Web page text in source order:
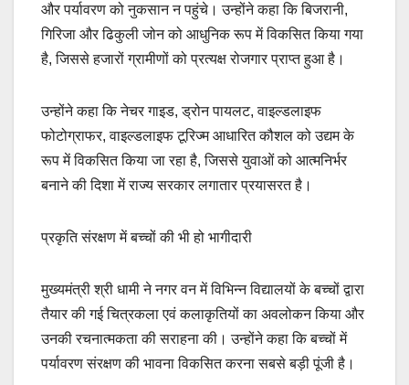
और पर्यावरण को नुकसान न पहुंचे। उन्होंने कहा कि बिजरानी,
गिरिजा और ढिकुली जोन को आधुनिक रूप में विकसित किया गया
है, जिससे हजारों ग्रामीणों को प्रत्यक्ष रोजगार प्राप्त हुआ है।
उन्होंने कहा कि नेचर गाइड, ड्रोन पायलट, वाइल्डलाइफ
फोटोग्राफर, वाइल्डलाइफ टूरिज्म आधारित कौशल को उद्यम के
रूप में विकसित किया जा रहा है, जिससे युवाओं को आत्मनिर्भर
बनाने की दिशा में राज्य सरकार लगातार प्रयासरत है।
प्रकृति संरक्षण में बच्चों की भी हो भागीदारी
मुख्यमंत्री श्री धामी ने नगर वन में विभिन्न विद्यालयों के बच्चों द्वारा
तैयार की गई चित्रकला एवं कलाकृतियों का अवलोकन किया और
उनकी रचनात्मकता की सराहना की। उन्होंने कहा कि बच्चों में
पर्यावरण संरक्षण की भावना विकसित करना सबसे बड़ी पूंजी है।